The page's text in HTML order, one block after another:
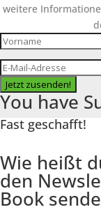
weitere
Jetzt zusenden!
You have
Fast geschafft!
Wie heißt
den
Book